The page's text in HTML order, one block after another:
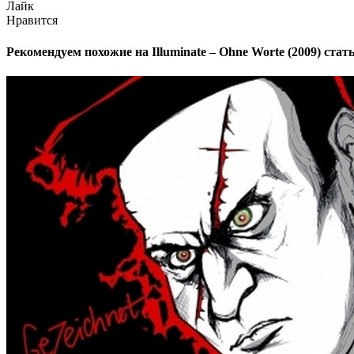
Лайк
Нравится
Рекомендуем похожие на Illuminate – Ohne Worte (2009)